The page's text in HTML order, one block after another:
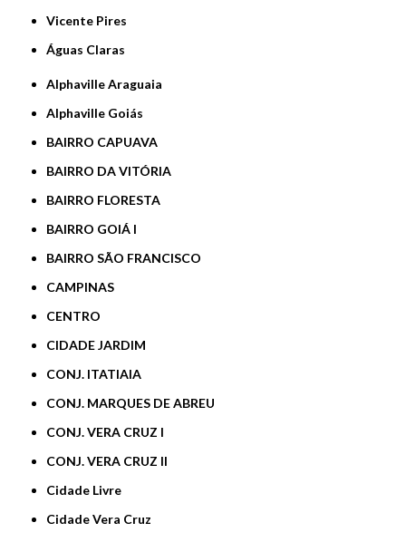
Vicente Pires
Águas Claras
Alphaville Araguaia
Alphaville Goiás
BAIRRO CAPUAVA
BAIRRO DA VITÓRIA
BAIRRO FLORESTA
BAIRRO GOIÁ I
BAIRRO SÃO FRANCISCO
CAMPINAS
CENTRO
CIDADE JARDIM
CONJ. ITATIAIA
CONJ. MARQUES DE ABREU
CONJ. VERA CRUZ I
CONJ. VERA CRUZ II
Cidade Livre
Cidade Vera Cruz